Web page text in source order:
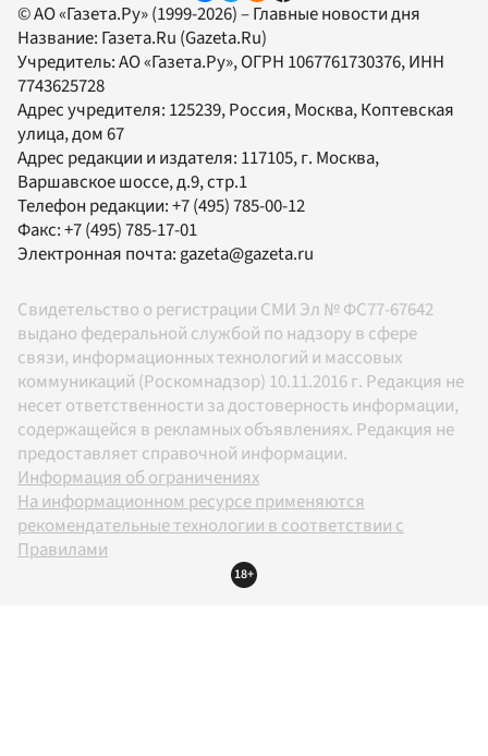
© АО «Газета.Ру» (1999-2026) – Главные новости дня
Название: Газета.Ru (Gazeta.Ru)
Учредитель:АО «Газета.Ру», ОГРН 1067761730376, ИНН
7743625728
Адрес учредителя: 125239, Россия, Москва, Коптевская
улица, дом 67
Адрес редакции и издателя: 117105, г. Москва,
Варшавское шоссе, д.9, стр.1
Телефон редакции:+7 (495) 785-00-12
Факс:+7 (495) 785-17-01
Электронная почта:gazeta@gazeta.ru
Свидетельство о регистрации СМИ Эл № ФС77-67642
выдано федеральной службой по надзору в сфере
связи, информационных технологий и массовых
коммуникаций (Роскомнадзор) 10.11.2016 г. Редакция не
несет ответственности за достоверность информации,
содержащейся в рекламных объявлениях. Редакция не
предоставляет справочной информации.
Информация об ограничениях
На информационном ресурсе применяются
рекомендательные технологии в соответствии с
Правилами
18+